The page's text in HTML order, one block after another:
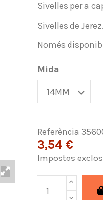
Sivelles per a
Sivelles de
Només
Mida
Referència
3,54 €
Impostos